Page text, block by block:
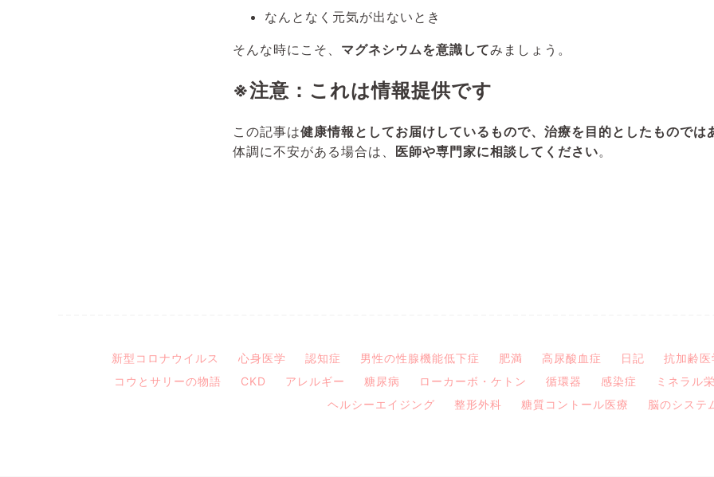
なんとなく元気が出ないとき
そんな時にこそ、 マグネシウムを意識してみましょう。
※注意：これは情報提供です
この記事は健康情報としてお届けしているもので、治療を目的としたものでは
体調に不安がある場合は、 医師や専門家に相談してください。
新型コロナウイルス 心身医学 認知症 男性の性腺機能低下症 肥満 高尿酸血症 日記
抗加齢医
コウとサリーの物語
CKD アレルギー 糖尿病 ローカーボ・ケトン 循環器 感染症
ミネラル
ヘルシーエイジング
整形外科 糖質コントール医療 脳のシステ